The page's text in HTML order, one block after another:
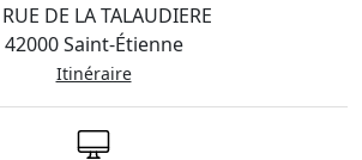
DE LA TALAUDIERE
42000 Saint-Étienne
Itinéraire